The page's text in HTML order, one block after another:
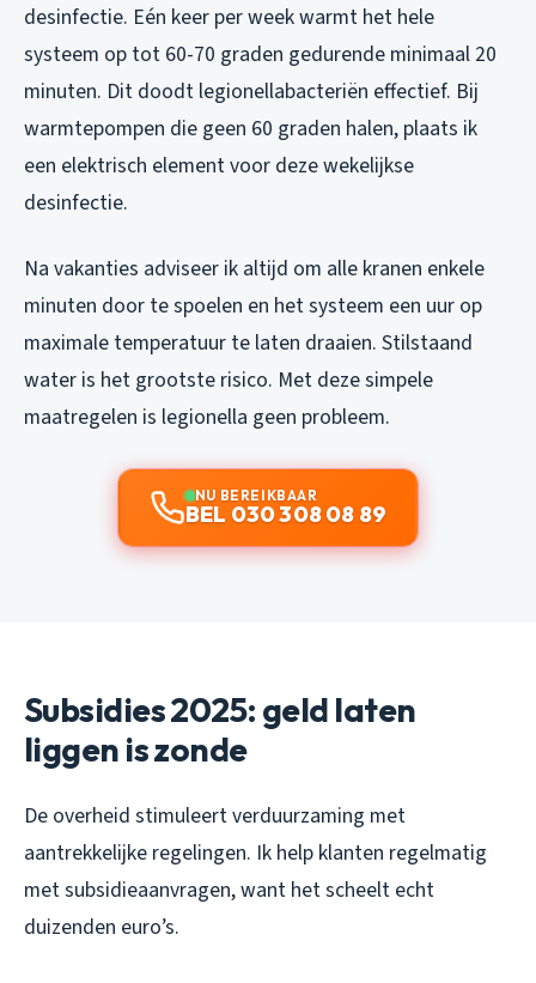
desinfectie. Eén keer per week warmt het hele
systeem op tot 60-70 graden gedurende minimaal 20
minuten. Dit doodt legionellabacteriën effectief. Bij
warmtepompen die geen 60 graden halen, plaats ik
een elektrisch element voor deze wekelijkse
desinfectie.
Na vakanties adviseer ik altijd om alle kranen enkele
minuten door te spoelen en het systeem een uur op
maximale temperatuur te laten draaien. Stilstaand
water is het grootste risico. Met deze simpele
maatregelen is legionella geen probleem.
NU BEREIKBAAR
BEL 030 308 08 89
Subsidies 2025: geld laten
liggen is zonde
De overheid stimuleert verduurzaming met
aantrekkelijke regelingen. Ik help klanten regelmatig
met subsidieaanvragen, want het scheelt echt
duizenden euro’s.